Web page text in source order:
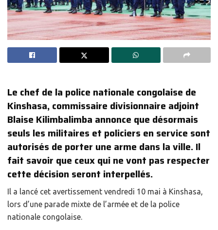
Le chef de la police nationale congolaise de
Kinshasa, commissaire divisionnaire adjoint
Blaise Kilimbalimba annonce que désormais
seuls les militaires et policiers en service sont
autorisés de porter une arme dans la ville. Il
fait savoir que ceux qui ne vont pas respecter
cette décision seront interpellés.
Il a lancé cet avertissement vendredi 10 mai à Kinshasa,
lors d’une parade mixte de l’armée et de la police
nationale congolaise.